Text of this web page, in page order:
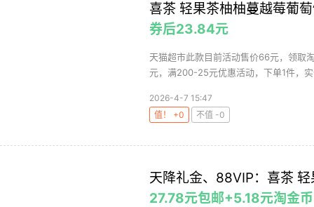
喜茶 轻果茶柚柚蔓越莓葡
券后23.84元
天猫超市此款目前活动售价66元，领取
元，满200-25元优惠活动，下单1件，
2026-4-7 15:47
值！ +0
不值 -0
天降礼金、88VIP：喜茶
27.78元包邮+5.18元淘金币